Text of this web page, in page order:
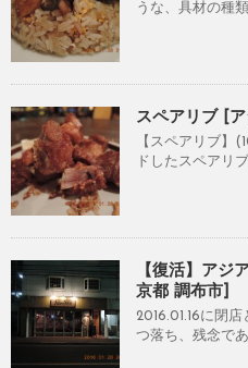
うな、具材の種
スペアリブ [
【スペアリブ】
ドしたスペアリ
【復活】アジ
京都 調布市]
2016.01.16に閉
つ落ち、残念で